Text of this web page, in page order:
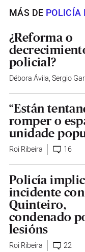
MÁS DE POLICÍA
¿Reforma o
policial?
Débora Ávila,Sergio
“Están
romper o
unidade
Roi Ribeira 16
Policía
incidente con
Quinteiro,
condenado
lesións
Roi Ribeira 22